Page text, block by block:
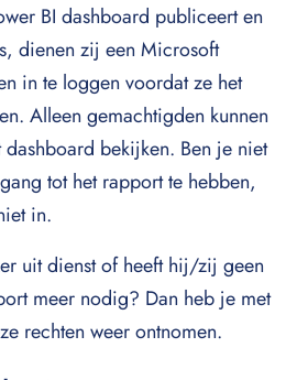
BI dashboard publiceert en
dienen zij een Microsoft
in te loggen voordat ze het
Alleen gemachtigden kunnen
bekijken. Ben je niet
tot het rapport te hebben,
in.
uit dienst of heeft hij/zij geen
meer nodig? Dan heb je met
rechten weer ontnomen.